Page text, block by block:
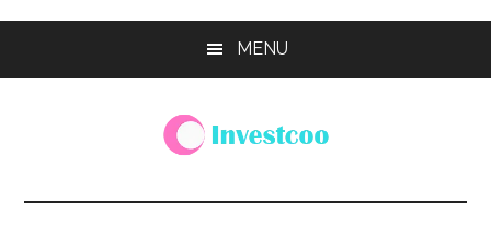
MENU
Investcoo
個